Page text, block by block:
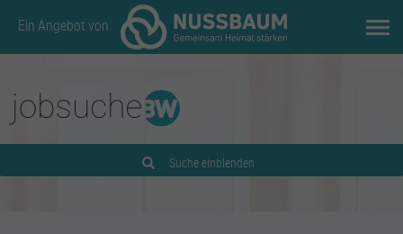
Ein Angebot von
Suche einblenden